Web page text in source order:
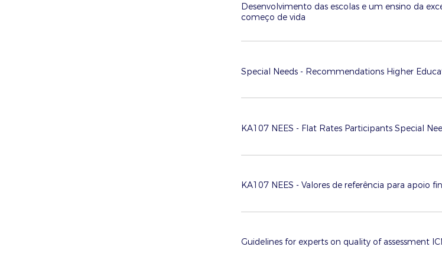
Desenvolvimento das escolas e um ensino da
começo de vida
Special Needs - Recommendations Higher
KA107 NEES - Flat Rates Participants Special
KA107 NEES - Valores de referência para apoio
Guidelines for experts on quality of assessment